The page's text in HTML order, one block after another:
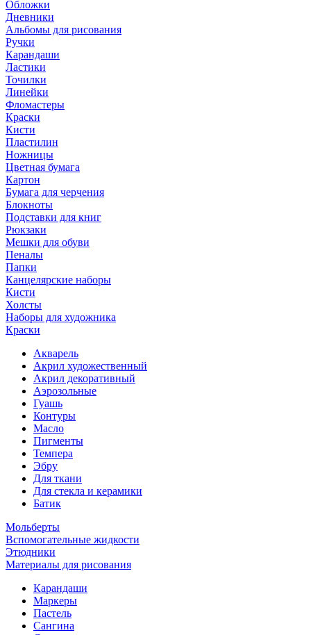
Обложки
Дневники
Альбомы для рисования
Ручки
Карандаши
Ластики
Точилки
Линейки
Фломастеры
Краски
Кисти
Пластилин
Ножницы
Цветная бумага
Картон
Бумага для черчения
Блокноты
Подставки для книг
Рюкзаки
Мешки для обуви
Пеналы
Папки
Канцелярские наборы
Кисти
Холсты
Наборы для художника
Краски
Акварель
Акрил художественный
Акрил декоративный
Аэрозольные
Гуашь
Контуры
Масло
Пигменты
Темпера
Эбру
Для ткани
Для стекла и керамики
Батик
Мольберты
Вспомогательные жидкости
Этюдники
Материалы для рисования
Карандаши
Маркеры
Пастель
Сангина